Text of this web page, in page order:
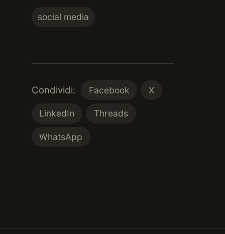
social media
Condividi: Facebook X
LinkedIn Threads
WhatsApp